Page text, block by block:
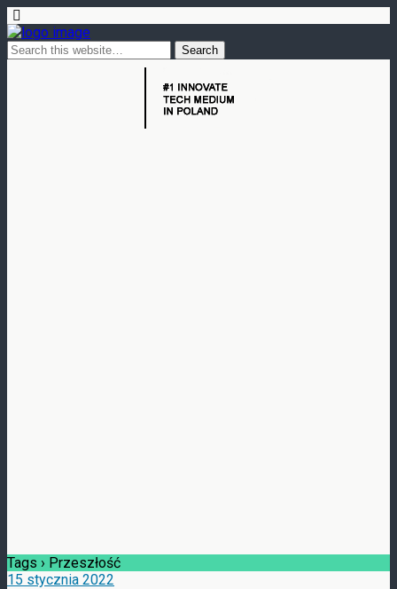
Tags › Przeszłość
15 stycznia 2022